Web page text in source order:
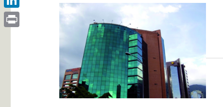
LinkedIn